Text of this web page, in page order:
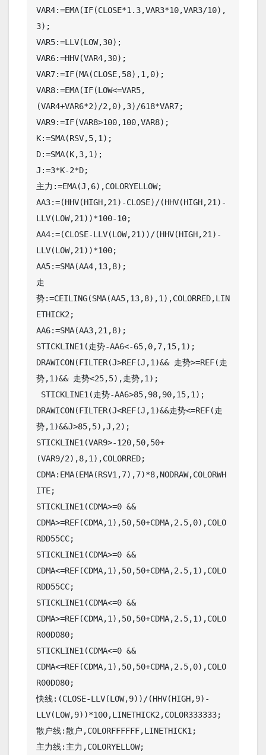
VAR4:=EMA(IF(CLOSE*1.3,VAR3*10,VAR3/10),
3);
VAR5:=LLV(LOW,30);
VAR6:=HHV(VAR4,30);
VAR7:=IF(MA(CLOSE,58),1,0);
VAR8:=EMA(IF(LOW<=VAR5,
(VAR4+VAR6*2)/2,0),3)/618*VAR7;
VAR9:=IF(VAR8>100,100,VAR8);
K:=SMA(RSV,5,1);
D:=SMA(K,3,1);
J:=3*K-2*D;
主力:=EMA(J,6),COLORYELLOW;
AA3:=(HHV(HIGH,21)-CLOSE)/(HHV(HIGH,21)-
LLV(LOW,21))*100-10;
AA4:=(CLOSE-LLV(LOW,21))/(HHV(HIGH,21)-
LLV(LOW,21))*100;
AA5:=SMA(AA4,13,8);
走
势:=CEILING(SMA(AA5,13,8),1),COLORRED,LIN
ETHICK2;
AA6:=SMA(AA3,21,8);
STICKLINE1(走势-AA6<-65,0,7,15,1);
DRAWICON(FILTER(J>REF(J,1)&& 走势>=REF(走
势,1)&& 走势<25,5),走势,1);
DRAWICON(FILTER(J<REF(J,1)&&走势<=REF(走
势,1)&&J>85,5),J,2);
STICKLINE1(VAR9>-120,50,50+
(VAR9/2),8,1),COLORRED;
CDMA:EMA(EMA(RSV1,7),7)*8,NODRAW,COLORWH
ITE;
STICKLINE1(CDMA>=0 &&
CDMA>=REF(CDMA,1),50,50+CDMA,2.5,0),COLO
RDD55CC;
STICKLINE1(CDMA>=0 &&
CDMA<=REF(CDMA,1),50,50+CDMA,2.5,1),COLO
RDD55CC;
STICKLINE1(CDMA<=0 &&
CDMA>=REF(CDMA,1),50,50+CDMA,2.5,1),COLO
R00D080;
STICKLINE1(CDMA<=0 &&
CDMA<=REF(CDMA,1),50,50+CDMA,2.5,0),COLO
R00D080;
快线:(CLOSE-LLV(LOW,9))/(HHV(HIGH,9)-
LLV(LOW,9))*100,LINETHICK2,COLOR333333;
散户线:散户,COLORFFFFFF,LINETHICK1;
主力线:主力,COLORYELLOW;